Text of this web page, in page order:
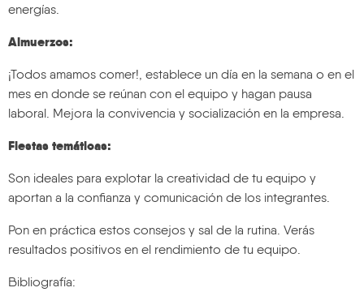
energías.
Almuerzos:
¡Todos amamos comer!, establece un día en la semana o en el
mes en donde se reúnan con el equipo y hagan pausa
laboral. Mejora la convivencia y socialización en la empresa.
Fiestas temáticas:
Son ideales para explotar la creatividad de tu equipo y
aportan a la confianza y comunicación de los integrantes.
Pon en práctica estos consejos y sal de la rutina. Verás
resultados positivos en el rendimiento de tu equipo.
Bibliografía: